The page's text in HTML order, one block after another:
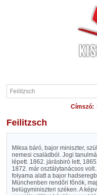
Címszó:
Feilitzsch
Miksa báró, bajor miniszter,
nemesi családból. Jogi
lépett. 1862. járásbiró lett,
1872. már osztálytanácsos
folyama alatt a bajor
Münchenben rendőri főnök,
belügyminiszteri széken. A